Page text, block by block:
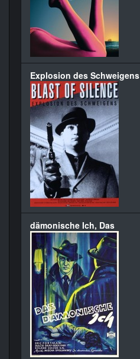
Explosion des Schweigens
dämonische Ich, Das